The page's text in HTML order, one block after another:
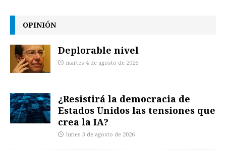
OPINIÓN
Deplorable nivel
martes 4 de agosto de 2026
¿Resistirá la democracia de
Estados Unidos las tensiones que
crea la IA?
lunes 3 de agosto de 2026